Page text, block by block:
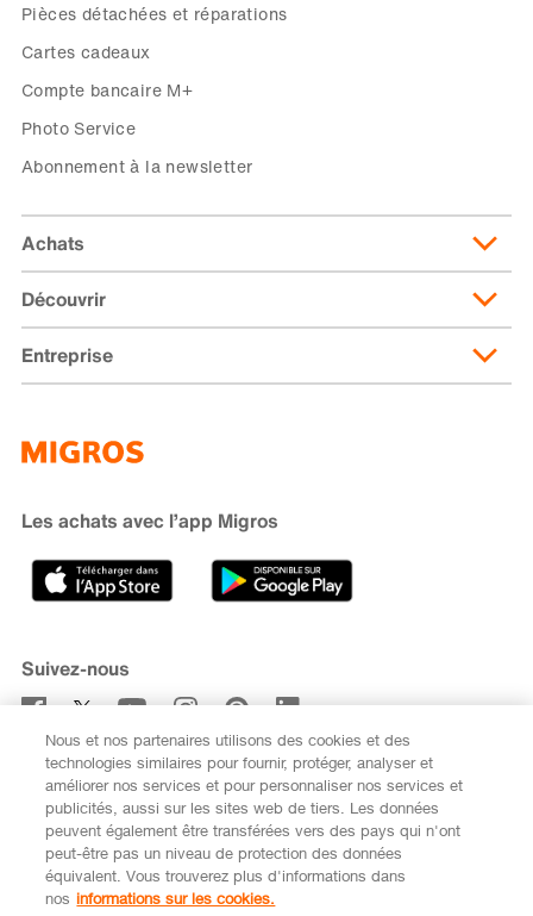
Pièces détachées et réparations
Cartes cadeaux
Compte bancaire M+
Photo Service
Abonnement à la newsletter
Achats
Livraison et frais de livraison
Abonnement de livraison
Moyens de paiement
Cumulus
Recherche de magasin
Découvrir
Migusto
iMpuls
Banque Migros
Entreprise
Développement durable
Carrière
Sponsoring
Médias
Code de conduite et signalement
Les achats avec l’app Migros
Suivez-nous
S’abonner à la newsletter
FR
Nous et nos partenaires utilisons des cookies et des
technologies similaires pour fournir, protéger, analyser et
améliorer nos services et pour personnaliser nos services et
publicités, aussi sur les sites web de tiers. Les données
peuvent également être transférées vers des pays qui n'ont
peut-être pas un niveau de protection des données
équivalent. Vous trouverez plus d'informations dans
nos informations sur les cookies.